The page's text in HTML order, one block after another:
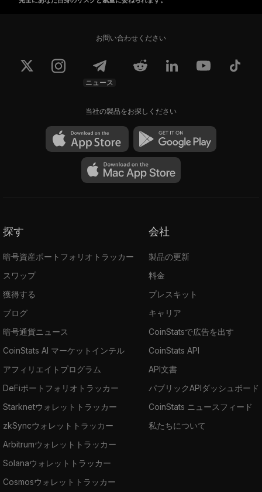
お問い合わせください
ニュース
当社の製品をお探しください
探す
暗号資産ポートフォリオトラッカー
スワップ
獲得する
ブログ
暗号通貨ニュース
CoinStats AI マーケットインテル
アフィリエイトプログラム
DeFiポートフォリオトラッカー
Starknetウォレットトラッカー
zkSyncウォレットトラッカー
Arbitrumウォレットトラッカー
Solanaウォレットトラッカー
Cosmosウォレットトラッカー
会社
製品の更新
料金
プレスキット
キャリア
CoinStatsで広告を出す
CoinStats API
API文書
パブリックAPIダッシュボード
CoinStats ニュースフィード
私たちについて